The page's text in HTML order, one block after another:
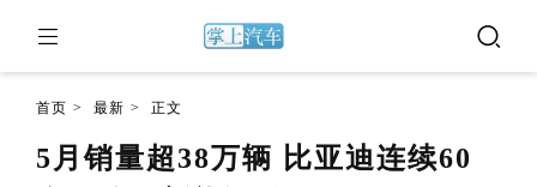
首页 > 最新 > 正文
5月销量超38万辆 比亚迪连续60